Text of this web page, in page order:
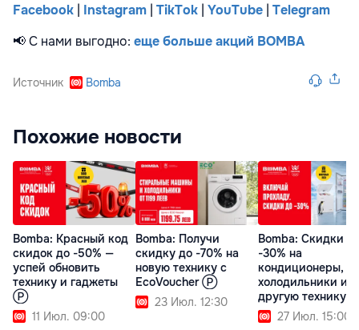
Facebook Instagram TikTok YouTube Telegram
📢С нами выгодно: еще больше акций BOMBA
Источник Bomba
Похожие новости
Bomba: Красный код
скидок до -50% —
успей обновить
технику и гаджеты
Ⓟ
11 Июл. 09:00
Bomba: Получи
скидку до -70% на
новую технику с
EcoVoucher Ⓟ
23 Июл. 12:30
Bomba: Скидки
-30% на
кондиционеры,
холодильники и
другую технику
27 Июл. 15:00